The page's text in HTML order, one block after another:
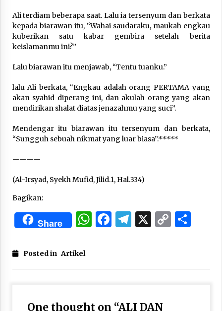
Ali terdiam beberapa saat. Lalu ia tersenyum dan berkata
kepada biarawan itu, “Wahai saudaraku, mauka­h engkau
kuberikan satu kabar gembira setelah berita
keislamanmu ini?”
Lalu biarawan itu menjawab, “Tentu tuanku.”
lalu Ali berkata, “Engkau adalah orang PERTAMA yang
akan syahid diperang ini, dan akulah orang yang akan
mendirikan shalat diatas jenazahmu yang suci”.
Mendengar­ itu biarawan itu tersenyum dan berkata,
“Sungguh sebuah nikmat yang luar biasa”.*****
————
(Al-Irsyad, Syekh Mufid, Jilid.1, Hal.334)
Bagikan:
Share WhatsApp
Facebook
Telegram
X Copy
Posted in Artikel
One thought on “ALI DAN